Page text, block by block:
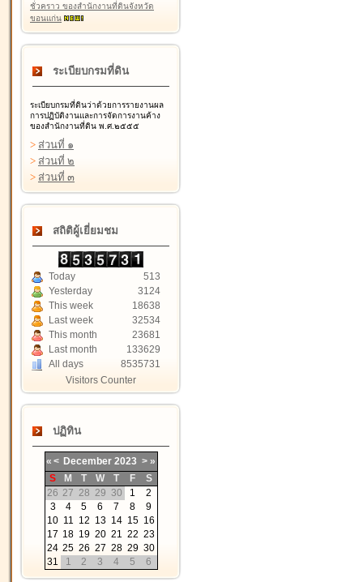
ชั่วคราว ของสำนักงานที่ดินจังหวัด
ขอนแก่น
ระเบียบกรมที่ดิน
ระเบียบกรมที่ดินว่าด้วยการรายงานผล
การปฏิบัติงานและการจัดการงานค้าง
ของสำนักงานที่ดิน พ.ศ.๒๕๕๕
> ส่วนที่ ๑
> ส่วนที่ ๒
> ส่วนที่ ๓
สถิติผู้เยี่ยมชม
Today
513
Yesterday
3124
This week
18638
Last week
32534
This month
23681
Last month
133629
All days
8535731
Visitors Counter
ปฏิทิน
« < December 2023 > »
S
M T W T F
S
26 27 28 29 30 1
2
3
4 5 6 7 8
9
10 11 12 13 14 15 16
17 18 19 20 21 22 23
24 25 26 27 28 29 30
31
1 2 3 4 5 6